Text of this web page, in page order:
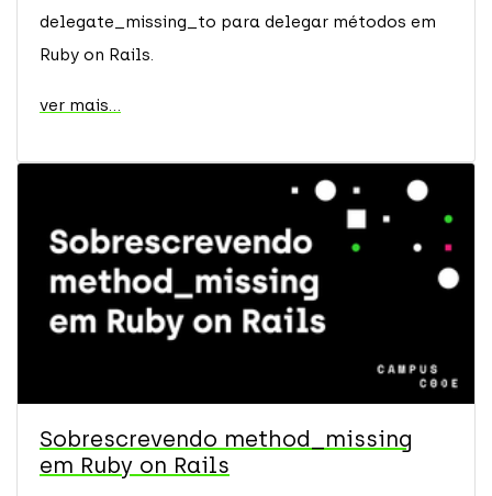
delegate_missing_to para delegar métodos em
Ruby on Rails.
ver mais...
Sobrescrevendo method_missing
em Ruby on Rails